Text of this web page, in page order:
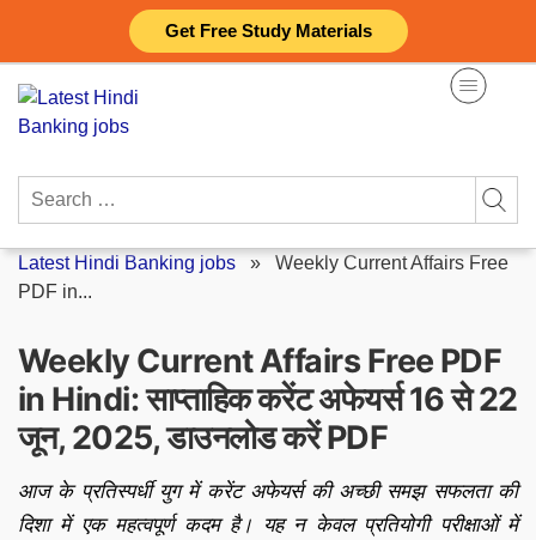
Get Free Study Materials
content
Search
Latest Hindi Banking jobs » Weekly Current Affairs Free
PDF in...
Weekly Current Affairs Free PDF
in Hindi: साप्ताहिक करेंट अफेयर्स 16 से 22
जून, 2025, डाउनलोड करें PDF
आज के प्रतिस्पर्धी युग में करेंट अफेयर्स की अच्छी समझ सफलता की
दिशा में एक महत्वपूर्ण कदम है। यह न केवल प्रतियोगी परीक्षाओं में